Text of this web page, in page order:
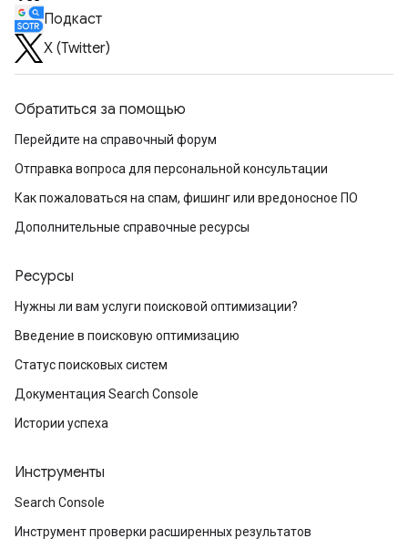
Подкаст
X (Twitter)
Обратиться за помощью
Перейдите на справочный форум
Отправка вопроса для персональной консультации
Как пожаловаться на спам, фишинг или вредоносное ПО
Дополнительные справочные ресурсы
Ресурсы
Нужны ли вам услуги поисковой оптимизации?
Введение в поисковую оптимизацию
Статус поисковых систем
Документация Search Console
Истории успеха
Инструменты
Search Console
Инструмент проверки расширенных результатов